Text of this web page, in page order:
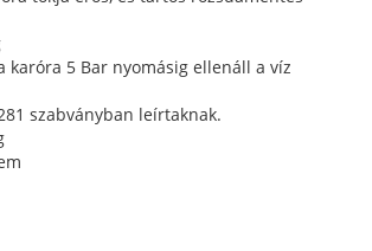
karóra 5 Bar nyomásig ellenáll a víz
szabványban leírtaknak.